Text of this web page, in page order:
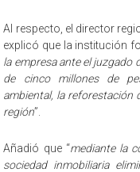
Al respecto, el director
explicó que la institución
la empresa ante el juzgado
de cinco millones de
ambiental, la reforestación
región”.
Añadió que “mediante la
sociedad inmobiliaria